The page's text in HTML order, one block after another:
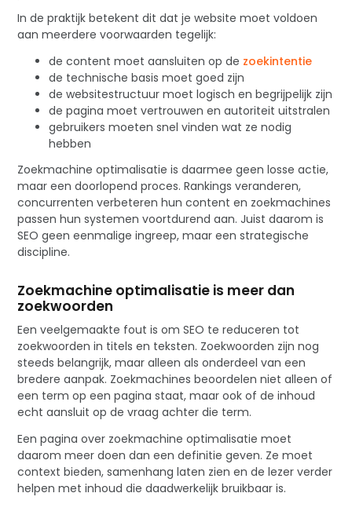
In de praktijk betekent dit dat je website moet voldoen
aan meerdere voorwaarden tegelijk:
de content moet aansluiten op de zoekintentie
de technische basis moet goed zijn
de websitestructuur moet logisch en begrijpelijk zijn
de pagina moet vertrouwen en autoriteit uitstralen
gebruikers moeten snel vinden wat ze nodig
hebben
Zoekmachine optimalisatie is daarmee geen losse actie,
maar een doorlopend proces. Rankings veranderen,
concurrenten verbeteren hun content en zoekmachines
passen hun systemen voortdurend aan. Juist daarom is
SEO geen eenmalige ingreep, maar een strategische
discipline.
Zoekmachine optimalisatie is meer dan
zoekwoorden
Een veelgemaakte fout is om SEO te reduceren tot
zoekwoorden in titels en teksten. Zoekwoorden zijn nog
steeds belangrijk, maar alleen als onderdeel van een
bredere aanpak. Zoekmachines beoordelen niet alleen of
een term op een pagina staat, maar ook of de inhoud
echt aansluit op de vraag achter die term.
Een pagina over zoekmachine optimalisatie moet
daarom meer doen dan een definitie geven. Ze moet
context bieden, samenhang laten zien en de lezer verder
helpen met inhoud die daadwerkelijk bruikbaar is.